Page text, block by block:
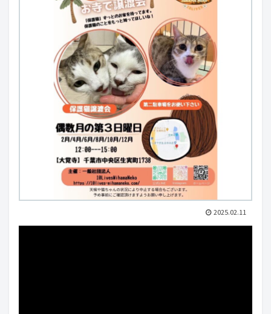
2025.02.11